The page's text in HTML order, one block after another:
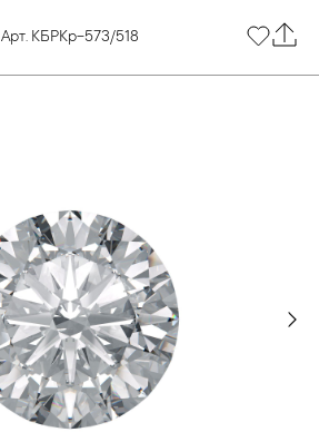
Арт. КБРКр-573/518